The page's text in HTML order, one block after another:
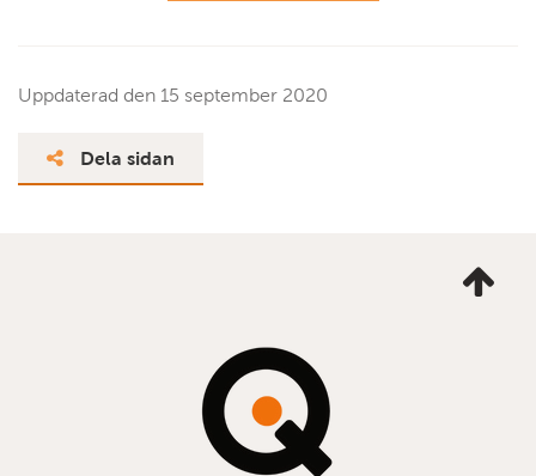
Uppdaterad den 15 september 2020
Dela sidan
mig